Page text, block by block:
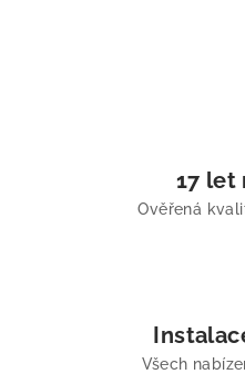
17 let
Ověřená
Všech